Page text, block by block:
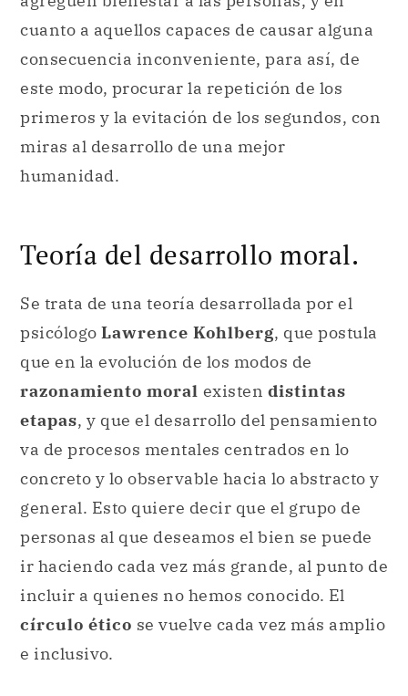
cuanto a aquellos capaces de causar alguna
consecuencia inconveniente, para así, de
este modo, procurar la repetición de los
primeros y la evitación de los segundos, con
miras al desarrollo de una mejor
humanidad.
Teoría del desarrollo moral.
Se trata de una teoría desarrollada por el
psicólogo Lawrence Kohlberg, que postula
que en la evolución de los modos de
razonamiento moral existen distintas
etapas, y que el desarrollo del pensamiento
va de procesos mentales centrados en lo
concreto y lo observable hacia lo abstracto y
general. Esto quiere decir que el grupo de
personas al que deseamos el bien se puede
ir haciendo cada vez más grande, al punto de
incluir a quienes no hemos conocido. El
círculo ético se vuelve cada vez más amplio
e inclusivo.